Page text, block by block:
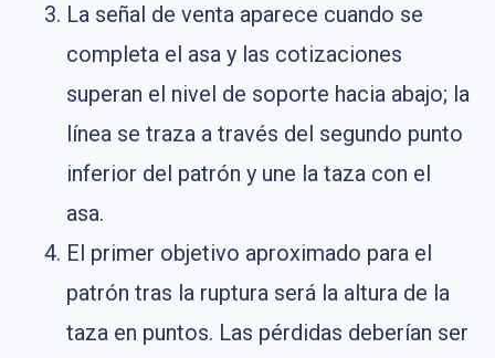
La señal de venta aparece cuando se
completa el asa y las cotizaciones
superan el nivel de soporte hacia abajo; la
línea se traza a través del segundo punto
inferior del patrón y une la taza con el
asa.
El primer objetivo aproximado para el
patrón tras la ruptura será la altura de la
taza en puntos. Las pérdidas deberían ser